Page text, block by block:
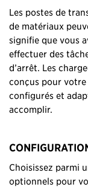
Les postes de
de matériaux
signifie que vous
effectuer des
d’arrêt. Les
conçus pour
configurés et
accomplir.
Choisissez parmi
optionnels pour